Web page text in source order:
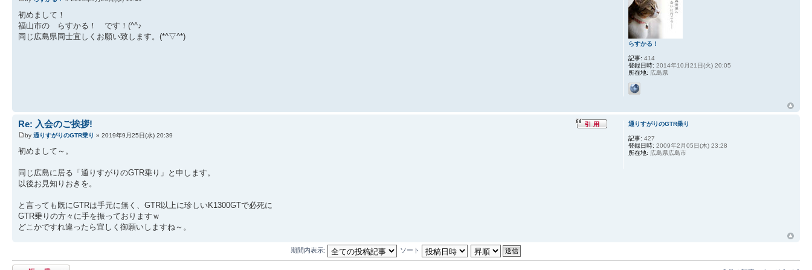
初めまして！
福山市の らすかる！ です！(^^♪
同じ広島県同士宜しくお願い致します。(*^▽^*)
らすかる！
記事: 414
登録日時: 2014年10月21日(火) 20:05
所在地: 広島県
Re: 入会のご挨拶!
by 通りすがりのGTR乗り » 2019年9月25日(水) 20:39
初めまして～。
同じ広島に居る「通りすがりのGTR乗り」と申します。
以後お見知りおきを。
と言っても既にGTRは手元に無く、GTR以上に珍しいK1300GTで必死に
GTR乗りの方々に手を振っておりますｗ
どこかですれ違ったら宜しく御願いしますね～。
通りすがりのGTR乗り
記事: 427
登録日時: 2009年2月05日(木) 23:28
所在地: 広島県広島市
期間内表示: ソート